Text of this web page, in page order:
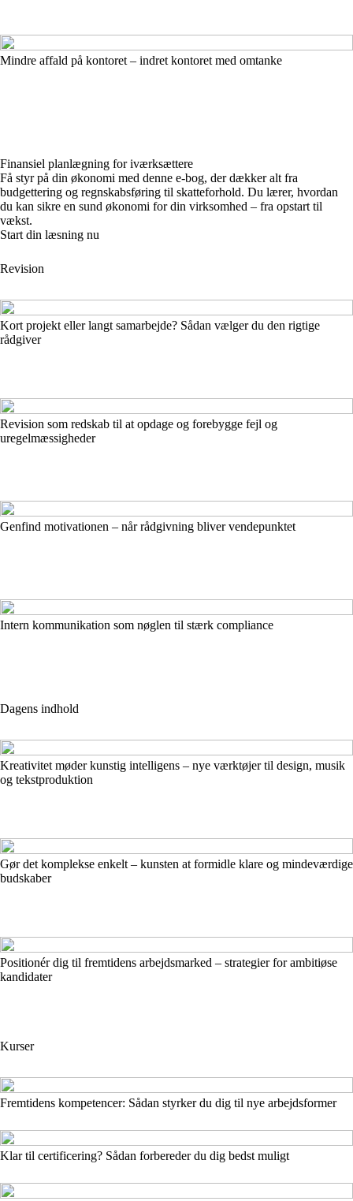
Mindre affald på kontoret – indret kontoret med omtanke
Finansiel planlægning for iværksættere
Få styr på din økonomi med denne e-bog, der dækker alt fra
budgettering og regnskabsføring til skatteforhold. Du lærer, hvordan
du kan sikre en sund økonomi for din virksomhed – fra opstart til
vækst.
Start din læsning nu
Revision
Kort projekt eller langt samarbejde? Sådan vælger du den rigtige
rådgiver
Revision som redskab til at opdage og forebygge fejl og
uregelmæssigheder
Genfind motivationen – når rådgivning bliver vendepunktet
Intern kommunikation som nøglen til stærk compliance
Dagens indhold
Kreativitet møder kunstig intelligens – nye værktøjer til design, musik
og tekstproduktion
Gør det komplekse enkelt – kunsten at formidle klare og mindeværdige
budskaber
Positionér dig til fremtidens arbejdsmarked – strategier for ambitiøse
kandidater
Kurser
Fremtidens kompetencer: Sådan styrker du dig til nye arbejdsformer
Klar til certificering? Sådan forbereder du dig bedst muligt